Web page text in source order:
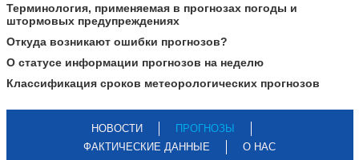
Терминология, применяемая в прогнозах погоды и
штормовых предупреждениях
Откуда возникают ошибки прогнозов?
О статусе информации прогнозов на неделю
Классификация сроков метеорологических прогнозов
НОВОСТИ
ПРОГНОЗЫ
ФАКТИЧЕСКИЕ ДАННЫЕ
О НАС